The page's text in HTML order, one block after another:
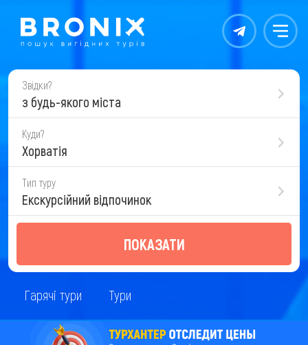
Контакты Меню
Звідки?
з будь-якого міста
Куди?
Хорватія
Тип туру
Екскурсійний відпочинок
ПОКАЗАТИ
Гарячі тури Тури